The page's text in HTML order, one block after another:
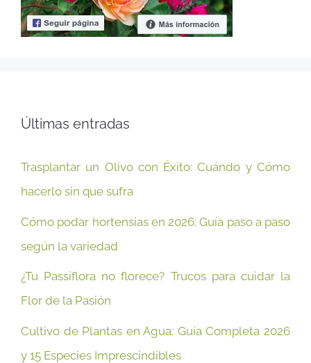
Últimas entradas
Trasplantar un Olivo con Éxito: Cuándo y Cómo
hacerlo sin que sufra
Cómo podar hortensias en 2026: Guía paso a paso
según la variedad
¿Tu Passiflora no florece? Trucos para cuidar la
Flor de la Pasión
Cultivo de Plantas en Agua: Guía Completa 2026
y 15 Especies Imprescindibles